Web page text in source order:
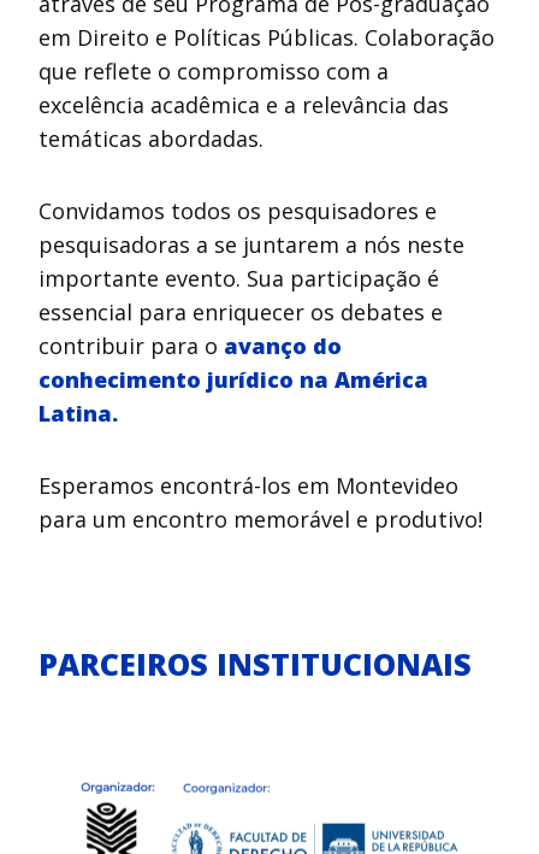
em Direito e Políticas Públicas. Colaboração
que reflete o compromisso com a
excelência acadêmica e a relevância das
temáticas abordadas.
Convidamos todos os pesquisadores e
pesquisadoras a se juntarem a nós neste
importante evento. Sua participação é
essencial para enriquecer os debates e
contribuir para o avanço do
conhecimento jurídico na América
Latina.
Esperamos encontrá-los em Montevideo
para um encontro memorável e produtivo!
PARCEIROS INSTITUCIONAIS